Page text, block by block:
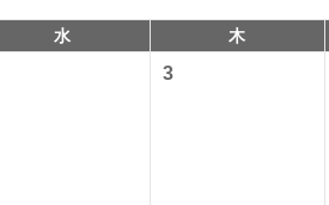
水 木
3